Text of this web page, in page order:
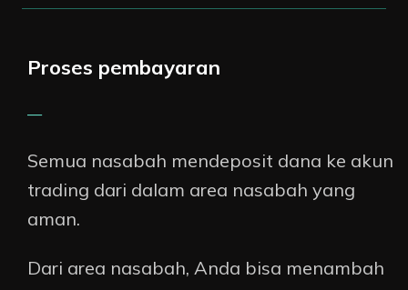
Proses pembayaran
—
Semua nasabah mendeposit dana ke akun
trading dari dalam area nasabah yang
aman.
Dari area nasabah, Anda bisa menambah